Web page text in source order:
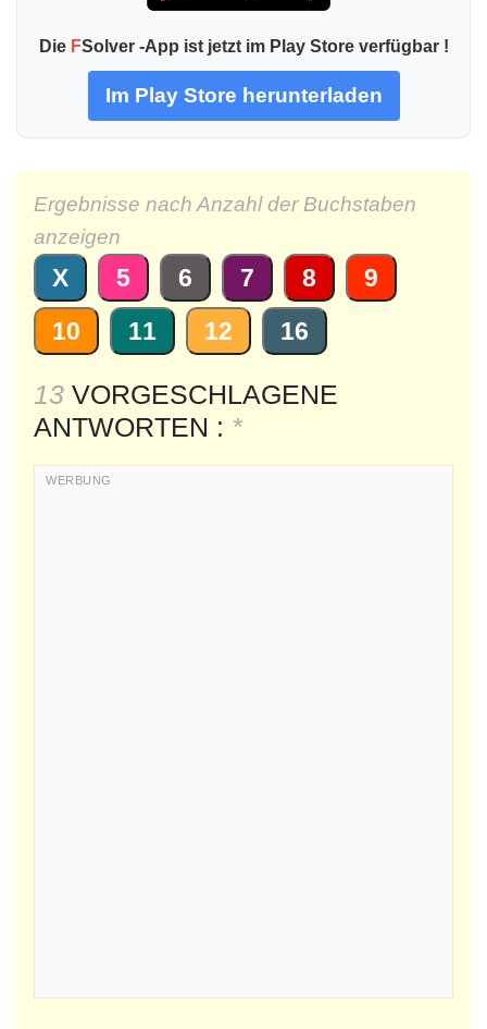
Die FSolver -App ist jetzt im Play Store verfügbar !
Im Play Store herunterladen
Ergebnisse nach Anzahl der Buchstaben
anzeigen
X 5 6 7 8
9
10
11 12 16
13 VORGESCHLAGENE
ANTWORTEN : *